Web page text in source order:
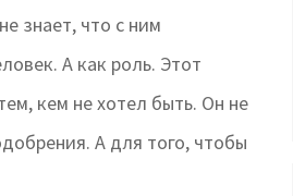
знает, что с ним
А как роль. Этот
кем не хотел быть. Он не
А для того, чтобы